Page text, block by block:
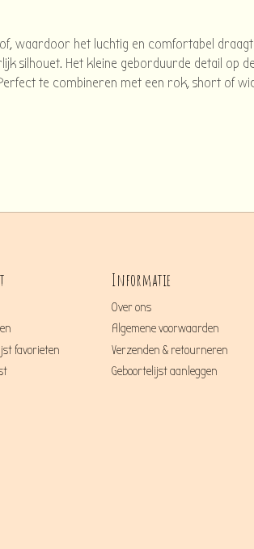
waardoor het luchtig en comfortabel
silhouet. Het kleine geborduurde detail op
te combineren met een rok, short of
favorieten
Informatie
Over ons
Algemene voorwaarden
Verzenden & retourneren
Geboortelijst aanleggen